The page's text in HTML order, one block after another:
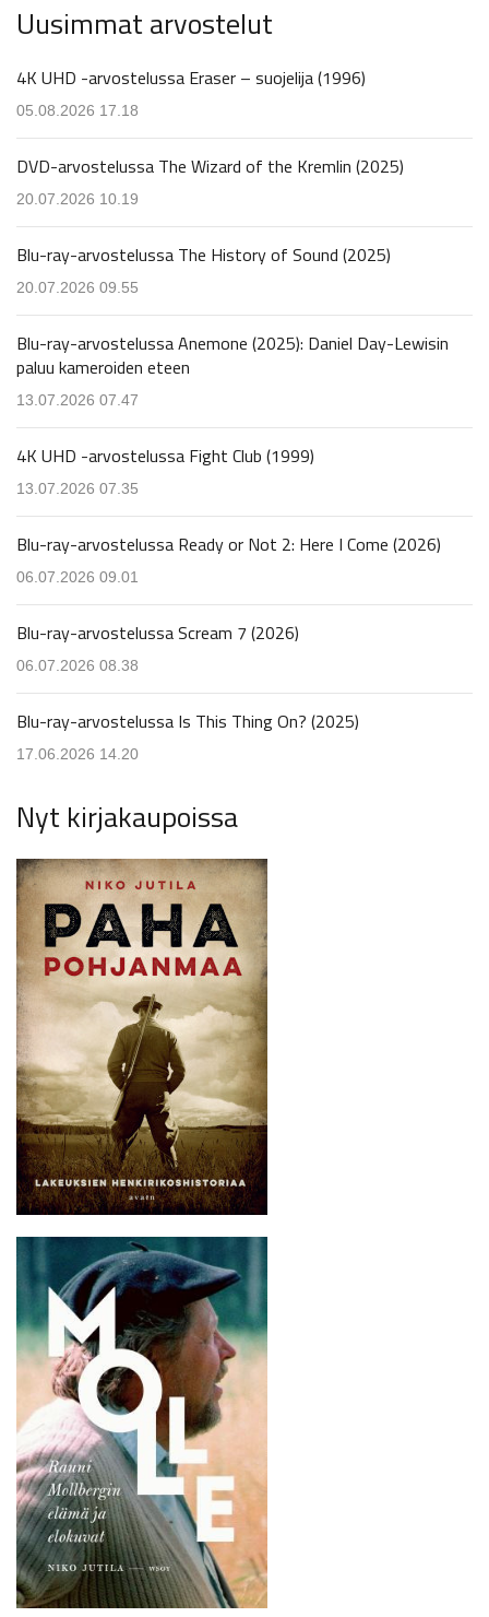
Uusimmat arvostelut
4K UHD -arvostelussa Eraser – suojelija (1996)
05.08.2026 17.18
DVD-arvostelussa The Wizard of the Kremlin (2025)
20.07.2026 10.19
Blu-ray-arvostelussa The History of Sound (2025)
20.07.2026 09.55
Blu-ray-arvostelussa Anemone (2025): Daniel Day-Lewisin
paluu kameroiden eteen
13.07.2026 07.47
4K UHD -arvostelussa Fight Club (1999)
13.07.2026 07.35
Blu-ray-arvostelussa Ready or Not 2: Here I Come (2026)
06.07.2026 09.01
Blu-ray-arvostelussa Scream 7 (2026)
06.07.2026 08.38
Blu-ray-arvostelussa Is This Thing On? (2025)
17.06.2026 14.20
Nyt kirjakaupoissa